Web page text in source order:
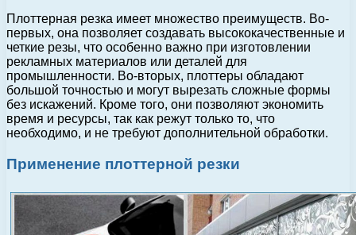
Плоттерная резка имеет множество преимуществ. Во-
первых, она позволяет создавать высококачественные и
четкие резы, что особенно важно при изготовлении
рекламных материалов или деталей для
промышленности. Во-вторых, плоттеры обладают
большой точностью и могут вырезать сложные формы
без искажений. Кроме того, они позволяют экономить
время и ресурсы, так как режут только то, что
необходимо, и не требуют дополнительной обработки.
Применение плоттерной резки